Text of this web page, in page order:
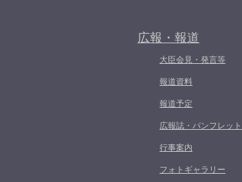
広報・報道
大臣会見・発言等
報道資料
報道予定
広報誌・パンフレット
行事案内
フォトギャラリー